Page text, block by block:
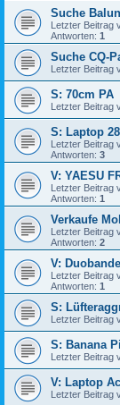
Suche
Letzter Beitrag
Antworten: 1
Suche CQ-
Letzter Beitrag
S: 70cm PA
Letzter Beitrag
S: Laptop
Letzter Beitrag
Antworten: 3
V: YAESU
Letzter Beitrag
Antworten: 1
Verkaufe
Letzter Beitrag
Antworten: 2
V:
Letzter Beitrag
Antworten: 1
S:
Letzter Beitrag
S: Banana
Letzter Beitrag
V: Laptop
Letzter Beitrag